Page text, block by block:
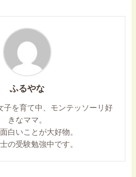
ふるやな
子を育て中、モンテッソーリ好
きなママ。
白いことが大好物。
の受験勉強中です。